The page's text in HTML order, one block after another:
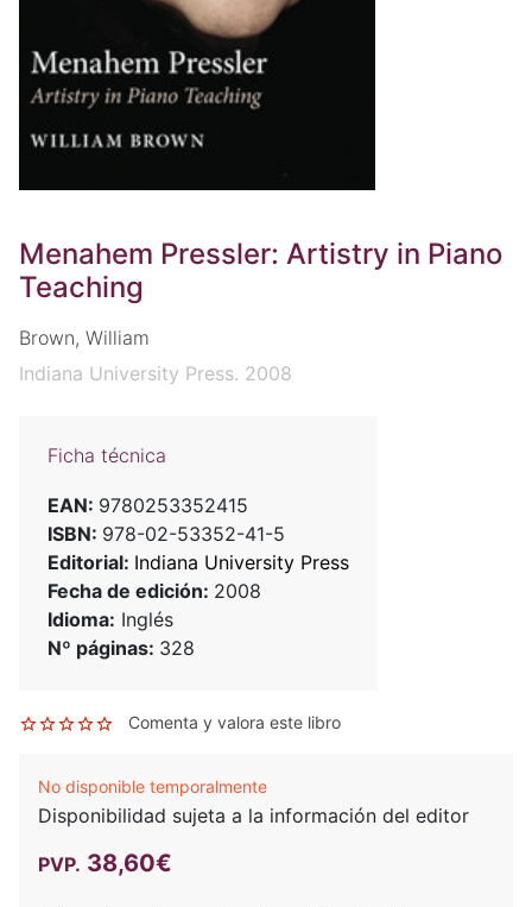
Menahem Pressler: Artistry in Piano
Teaching
Brown, William
Indiana University Press. 2008
Ficha técnica
EAN: 9780253352415
ISBN: 978-02-53352-41-5
Editorial: Indiana University Press
Fecha de edición: 2008
Idioma: Inglés
Nº páginas: 328
Comenta y valora este libro
No disponible temporalmente
Disponibilidad sujeta a la información del editor
PVP. 38,60€